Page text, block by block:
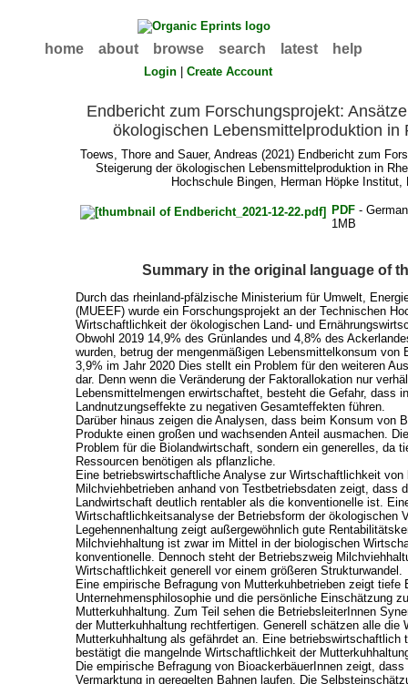
home about browse search latest help
Login |Create Account
Endbericht zum Forschungsprojekt:
ökologischen Lebensmittelproduktion in
Toews, Thore andSauer, Andreas (2021) Endbericht zum
Steigerung der ökologischen Lebensmittelproduktion in
Hochschule Bingen, Herman Höpke Institut,
PDF -
1MB
Summary in the original language of
Durch das rheinland-pfälzische Ministerium für Umwelt,
(MUEEF) wurde ein Forschungsprojekt an der Technischen
Wirtschaftlichkeit der ökologischen Land- und
Obwohl 2019 14,9% des Grünlandes und 4,8% des
wurden, betrug der mengenmäßigen Lebensmittelkonsum von
3,9% im Jahr 2020 Dies stellt ein Problem für den weiteren
dar. Denn wenn die Veränderung der Faktorallokation nur
Lebensmittelmengen erwirtschaftet, besteht die Gefahr, dass
Landnutzungseffekte zu negativen Gesamteffekten führen.
Darüber hinaus zeigen die Analysen, dass beim Konsum von
Produkte einen großen und wachsenden Anteil ausmachen.
Problem für die Biolandwirtschaft, sondern ein generelles, da
Ressourcen benötigen als pflanzliche.
Eine betriebswirtschaftliche Analyse zur Wirtschaftlichkeit von
Milchviehbetrieben anhand von Testbetriebsdaten zeigt, dass
Landwirtschaft deutlich rentabler als die konventionelle ist.
Wirtschaftlichkeitsanalyse der Betriebsform der ökologischen
Legehennenhaltung zeigt außergewöhnlich gute
Milchviehhaltung ist zwar im Mittel in der biologischen
konventionelle. Dennoch steht der Betriebszweig
Wirtschaftlichkeit generell vor einem größeren Strukturwandel.
Eine empirische Befragung von Mutterkuhbetrieben zeigt tiefe
Unternehmensphilosophie und die persönliche Einschätzung
Mutterkuhhaltung. Zum Teil sehen die BetriebsleiterInnen
der Mutterkuhhaltung rechtfertigen. Generell schätzen alle die
Mutterkuhhaltung als gefährdet an. Eine betriebswirtschaftlich
bestätigt die mangelnde Wirtschaftlichkeit der
Die empirische Befragung von BioackerbäuerInnen zeigt,
Vermarktung in geregelten Bahnen laufen. Die